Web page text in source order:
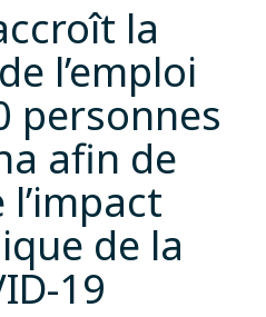
la
l’emploi
personnes
afin de
de la
19